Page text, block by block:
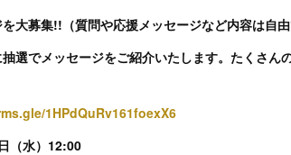
大募集!!（質問や応援メッセージなど内容は自由
選でメッセージをご紹介いたします。たくさん
1HPdQuRv161foexX6
（水）12:00